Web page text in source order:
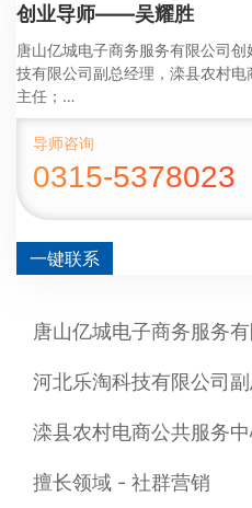
创业导师——吴耀胜
唐山亿城电子商务服务有限公司
技有限公司副总经理，滦县农村电
主任；
擅长领域 - 社群营销
导师咨询
0315-5378023
一键联系
唐山亿城电子商务服务
河北乐淘科技有限公司
滦县农村电商公共服务
擅长领域 - 社群营销